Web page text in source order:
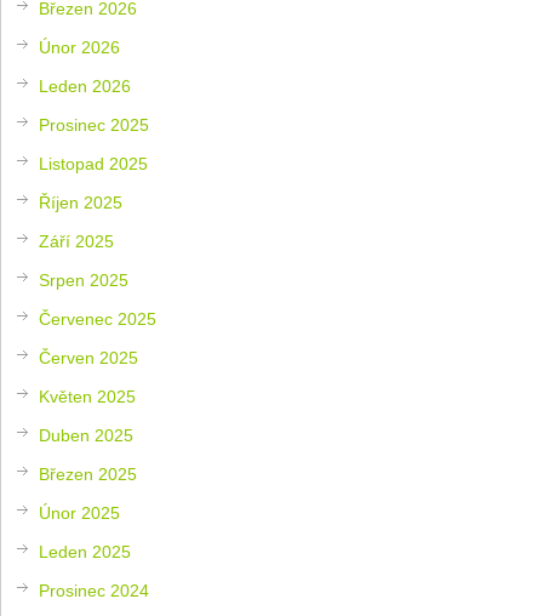
Březen 2026
Únor 2026
Leden 2026
Prosinec 2025
Listopad 2025
Říjen 2025
Září 2025
Srpen 2025
Červenec 2025
Červen 2025
Květen 2025
Duben 2025
Březen 2025
Únor 2025
Leden 2025
Prosinec 2024